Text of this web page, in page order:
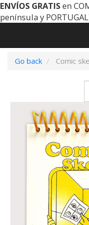
ENVÍOS GRATISen
península y
Go back
Comic